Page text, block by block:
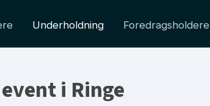
Underholdning Foredragsholdere
i Ringe